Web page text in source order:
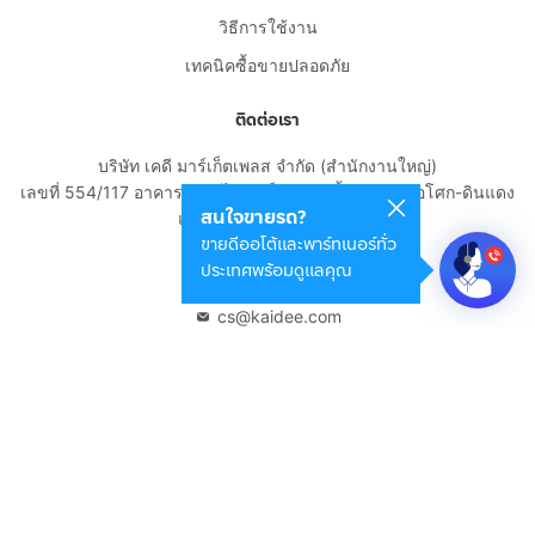
สนใจขายรถ?
ขายดีออโต้และพาร์ทเนอร์ทั่ว
ประเทศพร้อมดูแลคุณ
วิธีการใช้งาน
เทคนิคซื้อขายปลอดภัย
ติดต่อเรา
บริษัท เคดี มาร์เก็ตเพลส จำกัด (สำนักงานใหญ่)
เลขที่ 554/117 อาคารสกายไนน์ เซ็นเตอร์ ชั้น 22 ถนนอโศก-ดินแดง
แขวงดินแดง เขตดินแดง
กรุงเทพมหานคร 10400
cs@kaidee.com